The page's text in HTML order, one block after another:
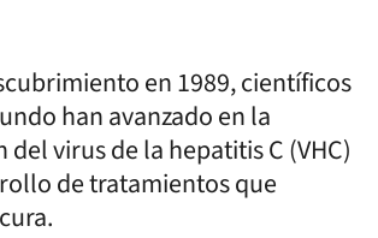
en 1989, científicos
han avanzado en la
virus de la hepatitis C (VHC)
de tratamientos que